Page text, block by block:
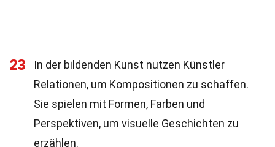
23
In der bildenden Kunst nutzen Künstler
Relationen, um Kompositionen zu schaffen.
Sie spielen mit Formen, Farben und
Perspektiven, um visuelle Geschichten zu
erzählen.